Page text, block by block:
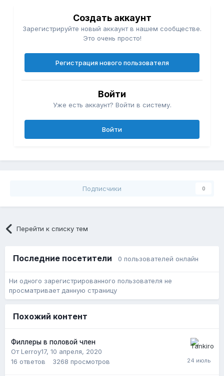
Создать аккаунт
Зарегистрируйте новый аккаунт в нашем сообществе.
Это очень просто!
Регистрация нового пользователя
Войти
Уже есть аккаунт? Войти в систему.
Войти
Подписчики 0
Перейти к списку тем
Последние посетители 0 пользователей онлайн
Ни одного зарегистрированного пользователя не
просматривает данную страницу
Похожий контент
Филлеры в половой член
От Lerroy17, 10 апреля, 2020
16 ответов 3268 просмотров